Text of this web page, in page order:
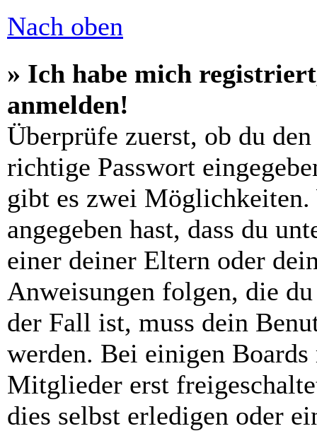
Nach oben
» Ich habe mich
anmelden!
Überprüfe zuerst, ob du
richtige Passwort
gibt es zwei
angegeben hast, dass du
einer deiner Eltern oder
Anweisungen folgen, die
der Fall ist, muss dein
werden. Bei einigen Boards
Mitglieder erst
dies selbst erledigen oder